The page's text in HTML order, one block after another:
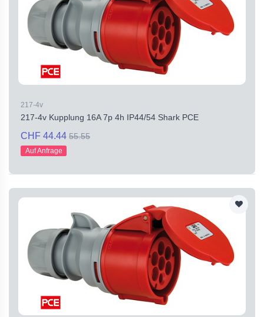
217-4v
217-4v Kupplung 16A 7p 4h IP44/54 Shark PCE
CHF 44.44 55.55
Auf Anfrage